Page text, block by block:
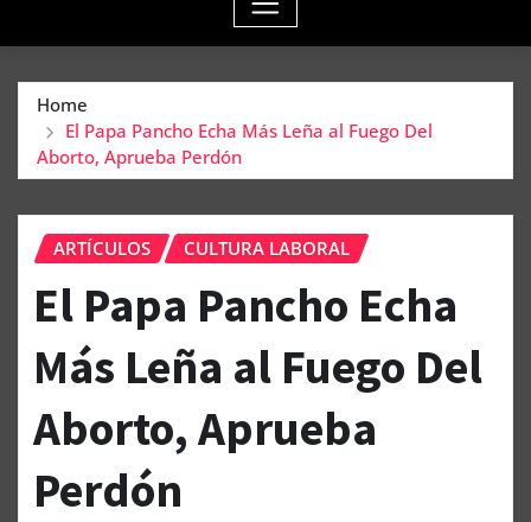
Home
El Papa Pancho Echa Más Leña al Fuego Del
Aborto, Aprueba Perdón
ARTÍCULOS CULTURA LABORAL
El Papa Pancho Echa
Más Leña al Fuego Del
Aborto, Aprueba
Perdón